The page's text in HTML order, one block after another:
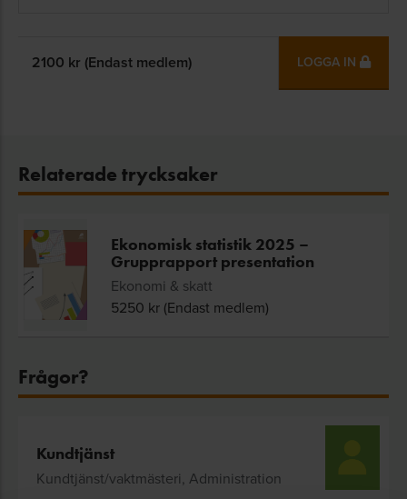
2100 kr (Endast medlem) LOGGA IN
Relaterade trycksaker
Ekonomisk statistik 2025 –
Grupprapport presentation
Ekonomi & skatt
5250 kr (Endast medlem)
Frågor?
Kundtjänst
Kundtjänst/vaktmästeri, Administration